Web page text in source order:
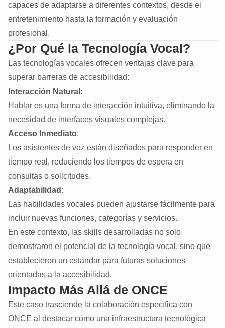
capaces de adaptarse a diferentes contextos, desde el
entretenimiento hasta la formación y evaluación
profesional.
¿Por Qué la Tecnología Vocal?
Las tecnologías vocales ofrecen ventajas clave para
superar barreras de accesibilidad:
Interacción Natural :
Hablar es una forma de interacción intuitiva, eliminando la
necesidad de interfaces visuales complejas.
Acceso Inmediato:
Los asistentes de voz están diseñados para responder en
tiempo real, reduciendo los tiempos de espera en
consultas o solicitudes.
Adaptabilidad :
Las habilidades vocales pueden ajustarse fácilmente para
incluir nuevas funciones, categorías y servicios.
En este contexto, las skills desarrolladas no solo
demostraron el potencial de la tecnología vocal, sino que
establecieron un estándar para futuras soluciones
orientadas a la accesibilidad.
Impacto Más Allá de ONCE
Este caso trasciende la colaboración específica con
ONCE al destacar cómo una infraestructura tecnológica